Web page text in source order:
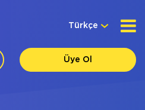
Türkçe
Üye Ol